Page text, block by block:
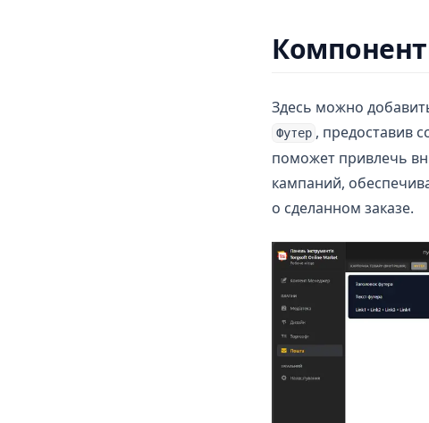
Здесь можно
Футер , предоставив
поможет привлечь
кампаний,
о сделанном заказе.